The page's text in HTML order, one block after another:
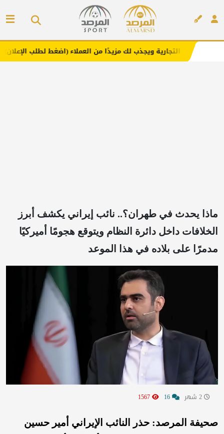
ويجذب لك مزيدًا من العملاء (اضغط لطلب الإعلان)
ماذا يحدث في طهران؟.. نائب إيراني يكشف أبرز
الخلافات داخل دائرة النظام ويتوقع هجومًا أميركيًا
مدمرًا على بلاده في هذا الموعد
صحيفة المرصد: حذر النائب الإيراني أمير حسين